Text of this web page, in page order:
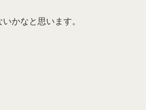
かなと思います。